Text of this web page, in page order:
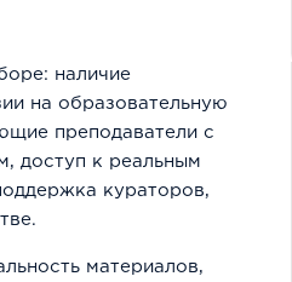
наличие
на образовательную
преподаватели с
доступ к реальным
кураторов,
материалов,